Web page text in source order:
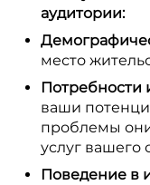
аудитории:
место
Потребности
ваши
проблемы
услуг вашего
Поведение в